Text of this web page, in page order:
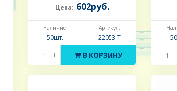
Цена: 602руб.
Наличие:
50шт.
Артикул:
22053-Т
- + В КОРЗИНУ -